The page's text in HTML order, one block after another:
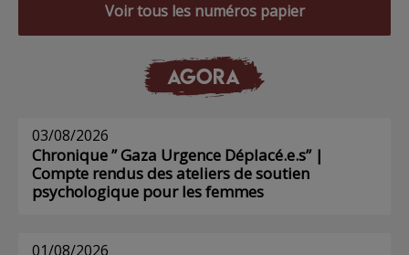
Voir tous les numéros papier
AGORA
03/08/2026
Chronique ” Gaza Urgence Déplacé.e.s” |
Compte rendus des ateliers de soutien
psychologique pour les femmes
01/08/2026